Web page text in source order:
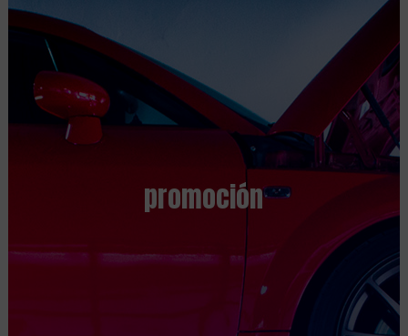
promoción